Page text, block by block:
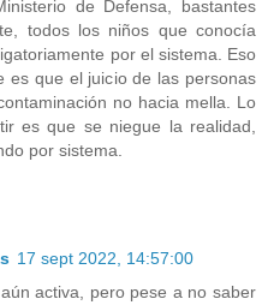
de Defensa, bastantes
todos los niños que conocía
por el sistema. Eso
es que el juicio de las personas
no hacia mella. Lo
es que se niegue la realidad,
por sistema.
17 sept 2022, 14:57:00
activa, pero pese a no saber